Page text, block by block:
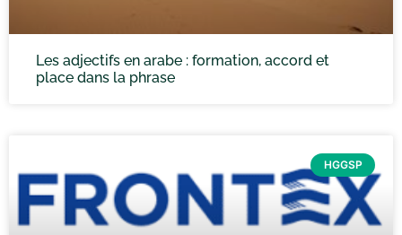
Les adjectifs en arabe : formation, accord et
place dans la phrase
HGGSP